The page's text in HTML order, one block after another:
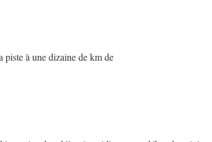
piste à une dizaine de km de